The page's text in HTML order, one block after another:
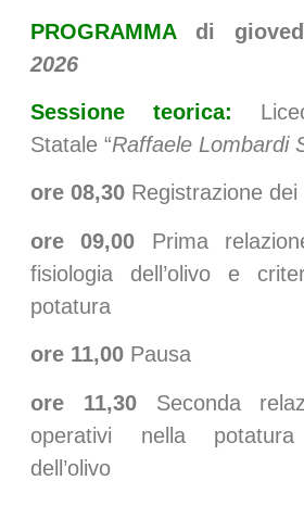
PROGRAMMA di
2026
Sessione teorica:
Statale “Raffaele Lombardi
ore 08,30 Registrazione
ore 09,00 Prima
fisiologia dell’olivo e
potatura
ore 11,00 Pausa
ore 11,30 Seconda
operativi nella potatura
dell’olivo